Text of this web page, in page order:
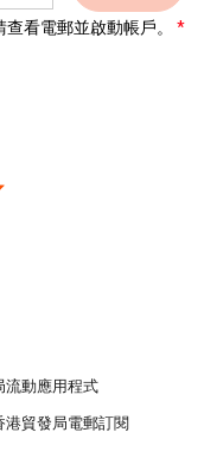
看電郵並啟動帳戶。
流動應用程式
港貿發局電郵訂閱